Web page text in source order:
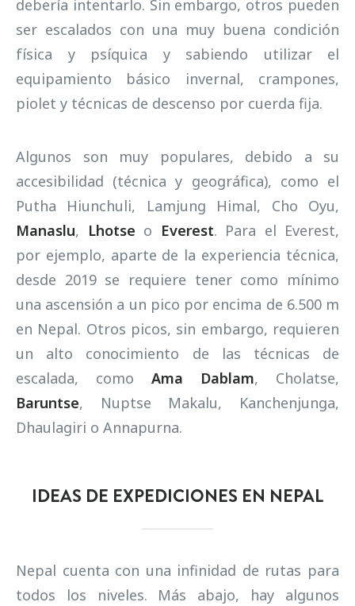
debería intentarlo. Sin embargo, otros pueden
ser escalados con una muy buena condición
física y psíquica y sabiendo utilizar el
equipamiento básico invernal, crampones,
piolet y técnicas de descenso por cuerda fija.
Algunos son muy populares, debido a su
accesibilidad (técnica y geográfica), como el
Putha Hiunchuli, Lamjung Himal, Cho Oyu,
Manaslu, Lhotse o Everest. Para el Everest,
por ejemplo, aparte de la experiencia técnica,
desde 2019 se requiere tener como mínimo
una ascensión a un pico por encima de 6.500 m
en Nepal. Otros picos, sin embargo, requieren
un alto conocimiento de las técnicas de
escalada, como Ama Dablam, Cholatse,
Baruntse, Nuptse Makalu, Kanchenjunga,
Dhaulagiri o Annapurna.
IDEAS DE EXPEDICIONES EN NEPAL
Nepal cuenta con una infinidad de rutas para
todos los niveles. Más abajo, hay algunos